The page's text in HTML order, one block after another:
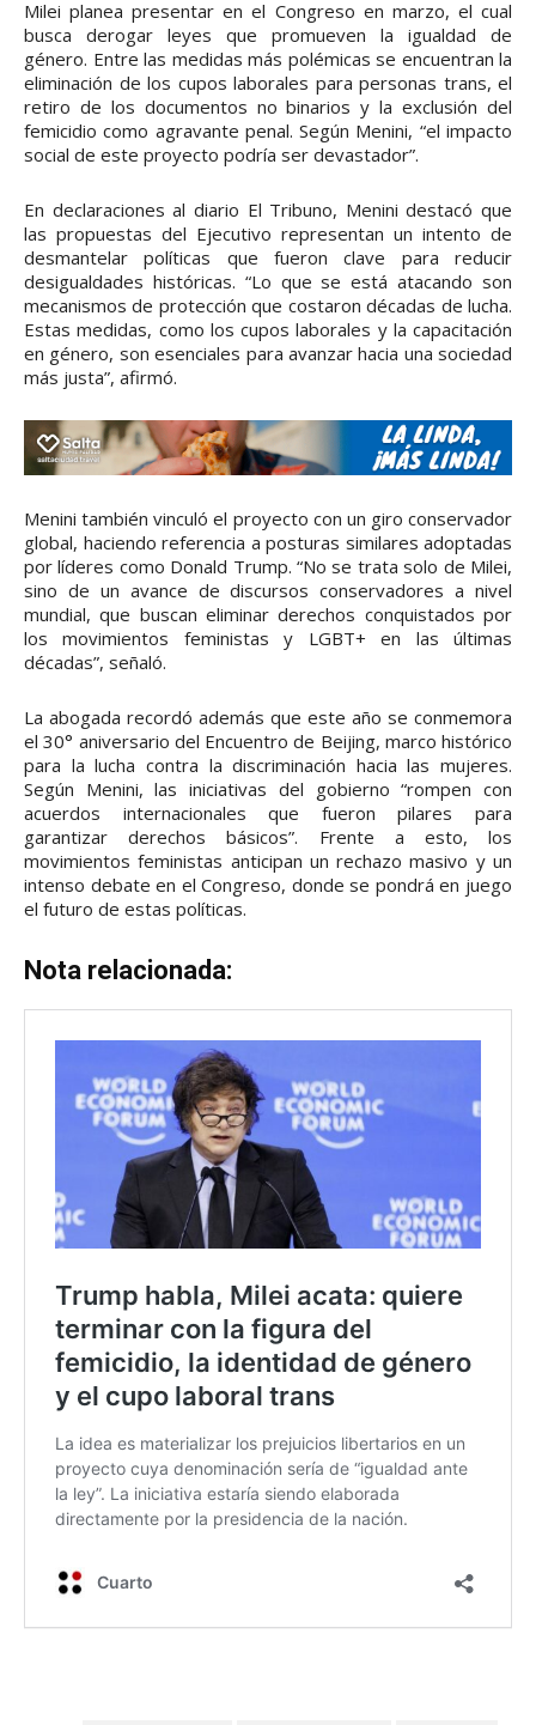
Milei planea presentar en el Congreso en marzo, el cual
busca derogar leyes que promueven la igualdad de
género. Entre las medidas más polémicas se encuentran la
eliminación de los cupos laborales para personas trans, el
retiro de los documentos no binarios y la exclusión del
femicidio como agravante penal. Según Menini, “el impacto
social de este proyecto podría ser devastador”.
En declaraciones al diario El Tribuno, Menini destacó que
las propuestas del Ejecutivo representan un intento de
desmantelar políticas que fueron clave para reducir
desigualdades históricas. “Lo que se está atacando son
mecanismos de protección que costaron décadas de lucha.
Estas medidas, como los cupos laborales y la capacitación
en género, son esenciales para avanzar hacia una sociedad
más justa”, afirmó.
Menini también vinculó el proyecto con un giro conservador
global, haciendo referencia a posturas similares adoptadas
por líderes como Donald Trump. “No se trata solo de Milei,
sino de un avance de discursos conservadores a nivel
mundial, que buscan eliminar derechos conquistados por
los movimientos feministas y LGBT+ en las últimas
décadas”, señaló.
La abogada recordó además que este año se conmemora
el 30° aniversario del Encuentro de Beijing, marco histórico
para la lucha contra la discriminación hacia las mujeres.
Según Menini, las iniciativas del gobierno “rompen con
acuerdos internacionales que fueron pilares para
garantizar derechos básicos”. Frente a esto, los
movimientos feministas anticipan un rechazo masivo y un
intenso debate en el Congreso, donde se pondrá en juego
el futuro de estas políticas.
Nota relacionada: